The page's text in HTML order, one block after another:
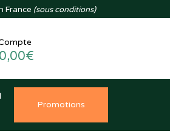
France (sous conditions)
0,00€
Promotions